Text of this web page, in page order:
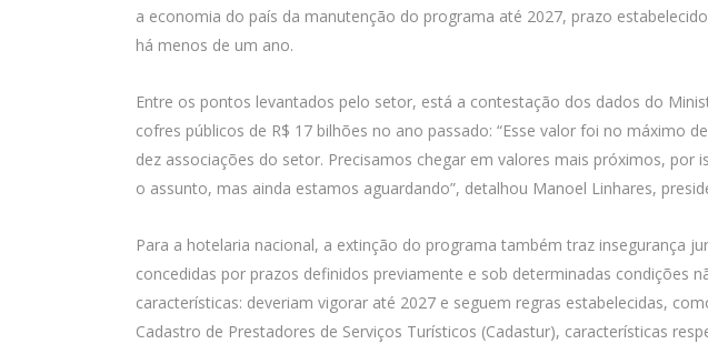
a economia do país da manutenção do programa até 2027, prazo
há menos de um ano.
Entre os pontos levantados pelo setor, está a contestação dos dados do
cofres públicos de R$ 17 bilhões no ano passado: “Esse valor foi no máximo
dez associações do setor. Precisamos chegar em valores mais próximos,
o assunto, mas ainda estamos aguardando”, detalhou Manoel Linhares,
Para a hotelaria nacional, a extinção do programa também traz insegurança
concedidas por prazos definidos previamente e sob determinadas condições
características: deveriam vigorar até 2027 e seguem regras estabelecidas,
Cadastro de Prestadores de Serviços Turísticos (Cadastur), características